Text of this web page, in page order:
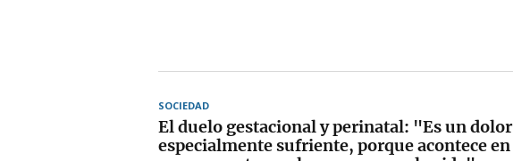
SOCIEDAD
El duelo gestacional y perinatal: "Es un dolor
especialmente sufriente, porque acontece en